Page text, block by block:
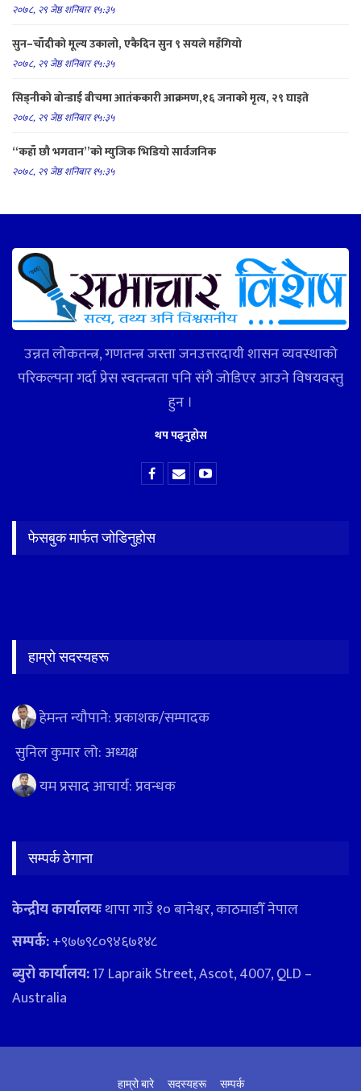
२०७८, २९ जेष्ठ शनिबार १५:३५
सुन–चाँदीको मूल्य उकालो, एकैदिन सुन ९ सयले महँगियो
२०७८, २९ जेष्ठ शनिबार १५:३५
सिड्नीको बोन्डाई बीचमा आतंककारी आक्रमण,१६ जनाको मृत्य, २९ घाइते
२०७८, २९ जेष्ठ शनिबार १५:३५
“कहाँ छौ भगवान”को म्युजिक भिडियो सार्वजनिक
२०७८, २९ जेष्ठ शनिबार १५:३५
उन्नत लोकतन्त्र, गणतन्त्र जस्ता जनउत्तरदायी शासन व्यवस्थाको
परिकल्पना गर्दा प्रेस स्वतन्त्रता पनि संगै जोडिएर आउने विषयवस्तु
हुन ।
थप पढ्नुहोस
फेसबुक मार्फत जोडिनुहोस
हाम्रो सदस्यहरू
हेमन्त न्यौपाने: प्रकाशक/सम्पादक
सुनिल कुमार लो: अध्यक्ष
यम प्रसाद आचार्य: प्रवन्धक
सम्पर्क ठेगाना
केन्द्रीय कार्यालयःथापा गाउँ १० बानेश्वर, काठमाडौँ नेपाल
सम्पर्क:+९७७९८०९४६७१४८
ब्युरो कार्यालय:17 Lapraik Street, Ascot, 4007, QLD –
Australia
हाम्रो बारे सदस्यहरू सम्पर्क